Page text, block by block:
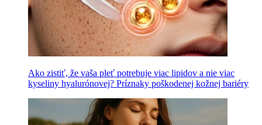
Ako zistiť, že vaša pleť potrebuje viac lipidov a nie viac
kyseliny hyalurónovej? Príznaky poškodenej kožnej bariéry